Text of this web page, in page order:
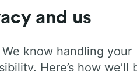
and us
know handling your
Here’s how we’ll